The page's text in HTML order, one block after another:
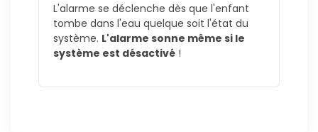
L'alarme se déclenche dès que l'enfant
tombe dans l'eau quelque soit l'état du
système. L'alarme sonne même si le
système est désactivé !